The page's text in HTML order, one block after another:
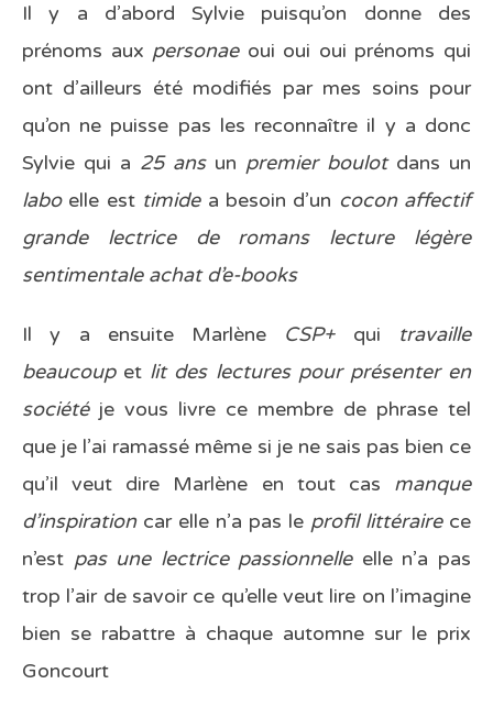
Il y a d’abord Sylvie puisqu’on donne des
prénoms aux personaeoui oui oui prénoms qui
ont d’ailleurs été modifiés par mes soins pour
qu’on ne puisse pas les reconnaître il y a donc
Sylvie qui a 25 ansun premier boulotdans un
laboelle est timidea besoin d’un cocon affectif
grande lectrice de romans lecture légère
sentimentale achat d’e-books
Il y a ensuite Marlène CSP+qui travaille
beaucoupet lit des lectures pour présenter en
sociétéje vous livre ce membre de phrase tel
que je l’ai ramassé même si je ne sais pas bien ce
qu’il veut dire Marlène en tout cas manque
d’inspirationcar elle n’a pas le profil littérairece
n’est pas une lectrice passionnelleelle n’a pas
trop l’air de savoir ce qu’elle veut lire on l’imagine
bien se rabattre à chaque automne sur le prix
Goncourt